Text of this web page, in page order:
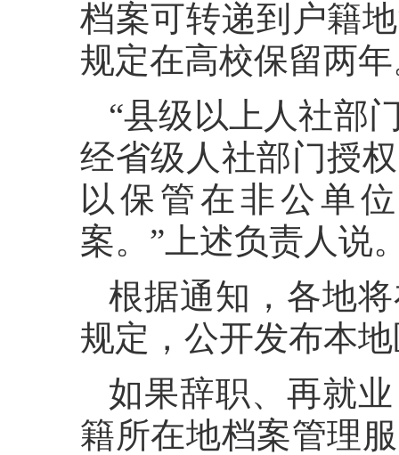
档案可转递到户籍
规定在高校保留两
“县级以上人社部
经省级人社部门授
以保管在非公单
案。”上述负责人说
根据通知，各地
规定，公开发布本
如果辞职、再就
籍所在地档案管理